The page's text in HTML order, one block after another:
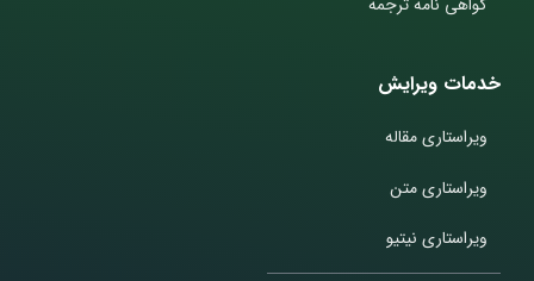
خدمات ویرایش
ویراستاری مقاله
ویراستاری متن
ویراستاری نیتیو